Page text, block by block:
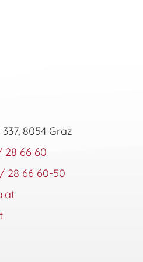
8054 Graz
28 66 60
28 66 60-50